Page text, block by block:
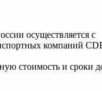
осуществляется с
компаний
стоимость и сроки